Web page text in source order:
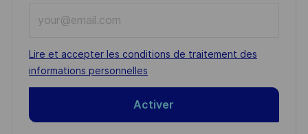
Email
address
(Required)
Required
Lire et accepter les conditions de traitement des
informations personnelles
Activer